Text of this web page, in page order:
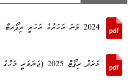
2024 ވަނަ އަހަރުގެ އަހަރީ ރިޕޯރޓް
ޚަރަދު ރިޕޯޓް 2025 (ޖަނަވަރީ މަހުގެ ޚަރަދު ރިޕޯޓް ޢާންމު ކުރުން)